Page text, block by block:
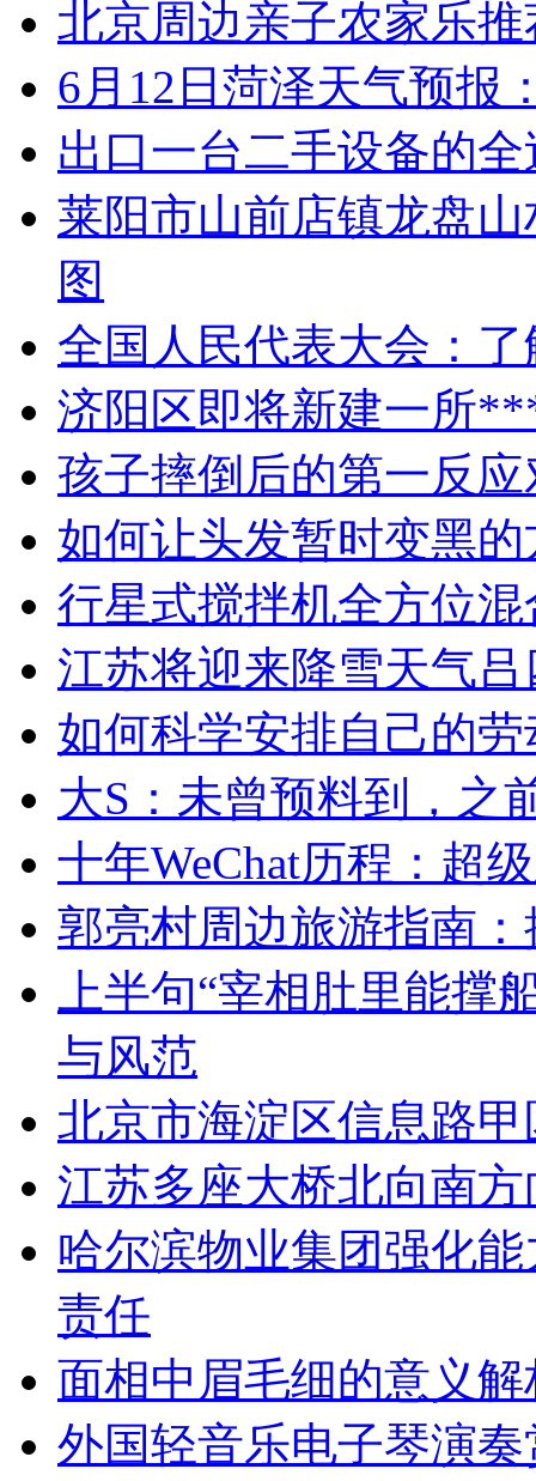
北京周边亲子农家乐
6月12日菏泽天气预报
出口一台二手设备的
莱阳市山前店镇龙盘
图
全国人民代表大会：
济阳区即将新建一所
孩子摔倒后的第一反
如何让头发暂时变黑的
行星式搅拌机全方位
江苏将迎来降雪天气
如何科学安排自己的
大S：未曾预料到，之
十年WeChat历程：超
郭亮村周边旅游指南
上半句“宰相肚里能撑
与风范
北京市海淀区信息路
江苏多座大桥北向南
哈尔滨物业集团强化
责任
面相中眉毛细的意义解
外国轻音乐电子琴演奏